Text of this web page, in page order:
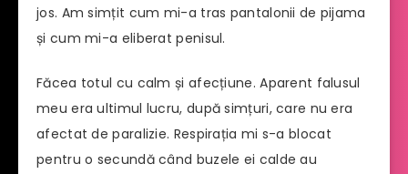
jos. Am simțit cum mi-a tras pantalonii de pijama
și cum mi-a eliberat penisul.
Făcea totul cu calm și afecțiune. Aparent falusul
meu era ultimul lucru, după simțuri, care nu era
afectat de paralizie. Respirația mi s-a blocat
pentru o secundă când buzele ei calde au